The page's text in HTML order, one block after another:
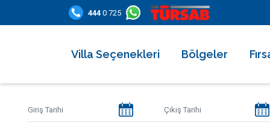
444 0 725
Villa Seçenekleri
Balayı Villaları
Bölgeler
İslamlar
Bölgeler